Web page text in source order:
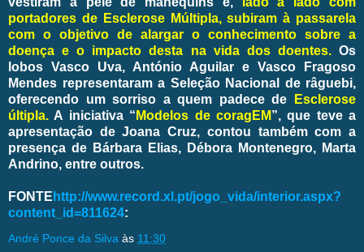
portadores de Esclerose Múltipla, subiram à passarela
com o objetivo de alargar o conhecimento sobre a
doença e o impacto desta na vida dos doentes. Os
lobos Vasco Uva, António Aguilar e Vasco Fragoso
Mendes representaram a Seleção Nacional de râguebi,
oferecendo um sorriso a quem padece de
Esclerose
últipla. A iniciativa “ Modelos de coragEM”, que teve a
apresentação de Joana Cruz, contou também com a
presença de Bárbara Elias, Débora Montenegro, Marta
Andrino, entre outros.
FONTE http://www.record.xl.pt/jogo_vida/interior.aspx?
content_id=811624:
André Ponce da Silva às 11:30